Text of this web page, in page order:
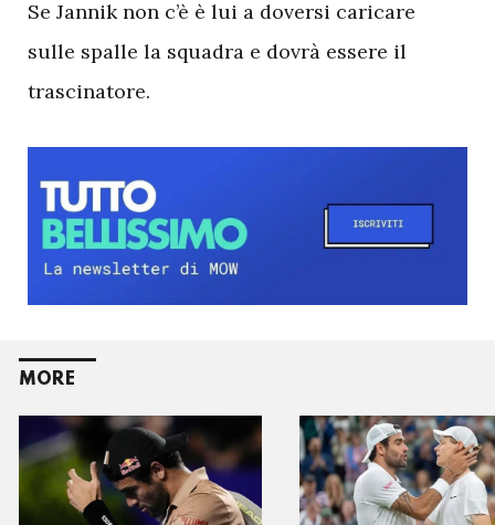
Se Jannik non c’è è lui a doversi caricare
sulle spalle la squadra e dovrà essere il
trascinatore.
MORE